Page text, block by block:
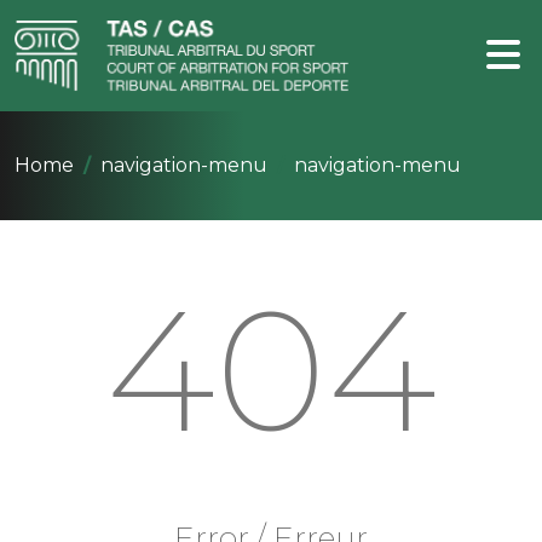
Home navigation-menu navigation-menu
404